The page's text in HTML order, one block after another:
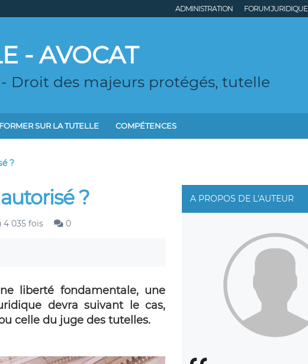
ADMINISTRATION FORUM JURIDIQUE
- AVOCAT
Droit des majeurs protégés, tutelle
SUR LA TUTELLE COMPÉTENCES
?
?
4 035 fois 0
liberté fondamentale, une
devra suivant le cas,
celle du juge des tutelles.
A PROPOS DE L'AUTEUR